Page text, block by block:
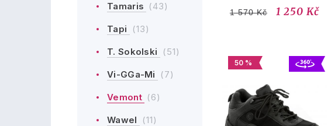
Tamaris (43)
Tapi (13)
T. Sokolski (51)
Vi-GGa-Mi (7)
Vemont (6)
Wawel (11)
1 570 Kč 1 250 Kč
50 %